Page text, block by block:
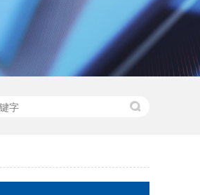
直读光谱仪 直读光谱分析仪 LAB S